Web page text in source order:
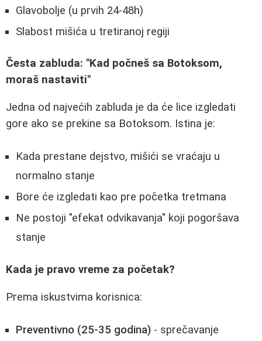
Glavobolje (u prvih 24-48h)
Slabost mišića u tretiranoj regiji
Česta zabluda: "Kad počneš sa Botoksom,
moraš nastaviti"
Jedna od najvećih zabluda je da će lice izgledati
gore ako se prekine sa Botoksom. Istina je:
Kada prestane dejstvo, mišići se vraćaju u
normalno stanje
Bore će izgledati kao pre početka tretmana
Ne postoji "efekat odvikavanja" koji pogoršava
stanje
Kada je pravo vreme za početak?
Prema iskustvima korisnica:
Preventivno (25-35 godina) - sprečavanje